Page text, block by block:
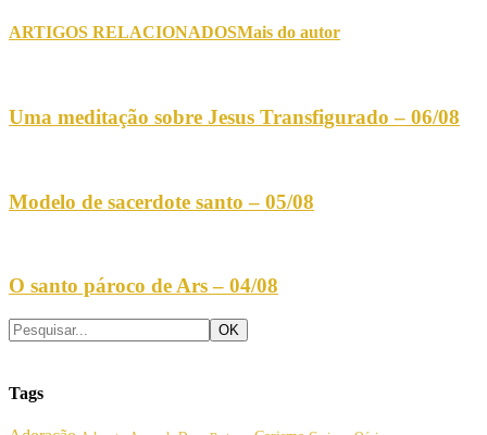
ARTIGOS RELACIONADOSMais do autor
Uma meditação sobre Jesus Transfigurado – 06/08
Modelo de sacerdote santo – 05/08
O santo pároco de Ars – 04/08
Tags